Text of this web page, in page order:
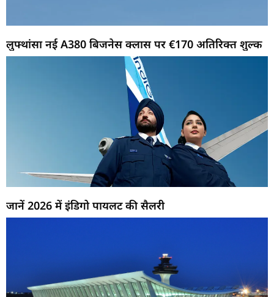
लुफ्थांसा नई A380 बिजनेस क्लास पर €170 अतिरिक्त शुल्क
जानें 2026 में इंडिगो पायलट की सैलरी